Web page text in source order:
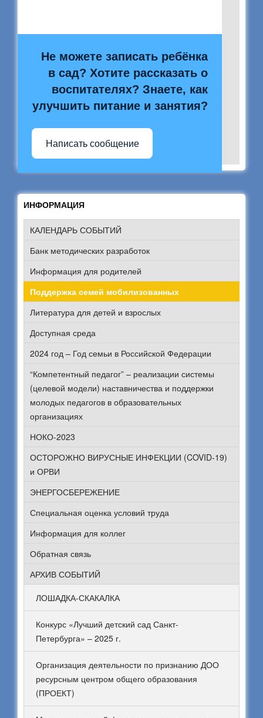
Не можете записать ребёнка
в сад? Хотите рассказать о
воспитателях? Знаете, как
улучшить питание и занятия?
Написать сообщение
ИНФОРМАЦИЯ
КАЛЕНДАРЬ СОБЫТИЙ
Банк методических разработок
Информация для родителей
Поддержка семей мобилизованных
Литература для детей и взрослых
Доступная среда
2024 год – Год семьи в Российской Федерации
“Компетентный педагог” – реализации системы
(целевой модели) наставничества и поддержки
молодых педагогов в образовательных
организациях
НОКО-2023
ОСТОРОЖНО ВИРУСНЫЕ ИНФЕКЦИИ (COVID-19)
и ОРВИ
ЭНЕРГОСБЕРЕЖЕНИЕ
Специальная оценка условий труда
Информация для коллег
Обратная связь
АРХИВ СОБЫТИЙ
ЛОШАДКА-СКАКАЛКА
Конкурс «Лучший детский сад Санкт-
Петербурга» – 2025 г.
Организация деятельности по признанию ДОО
ресурсным центром общего образования
(ПРОЕКТ)